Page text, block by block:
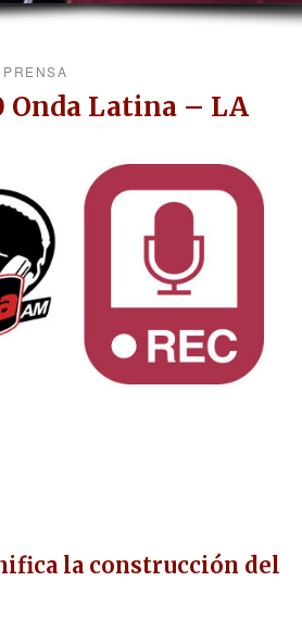
PRENSA
Onda Latina – LA
la construcción del